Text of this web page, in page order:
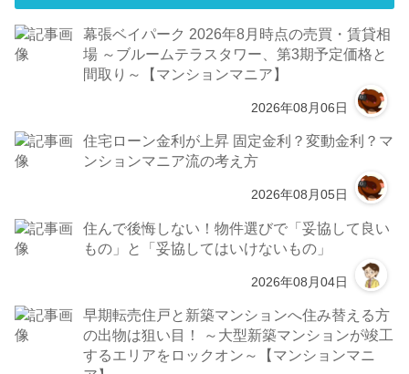
幕張ベイパーク 2026年8月時点の売買・賃貸相
場 ～ブルームテラスタワー、第3期予定価格と
間取り～【マンションマニア】
2026年08月06日
住宅ローン金利が上昇 固定金利？変動金利？マ
ンションマニア流の考え方
2026年08月05日
住んで後悔しない！物件選びで「妥協して良い
もの」と「妥協してはいけないもの」
2026年08月04日
早期転売住戸と新築マンションへ住み替える方
の出物は狙い目！ ～大型新築マンションが竣工
するエリアをロックオン～【マンションマニ